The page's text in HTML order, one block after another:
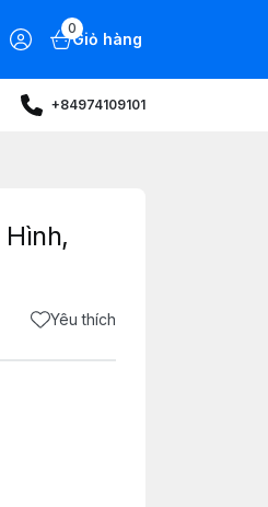
0
Giỏ hàng
+84974109101
Yêu thích